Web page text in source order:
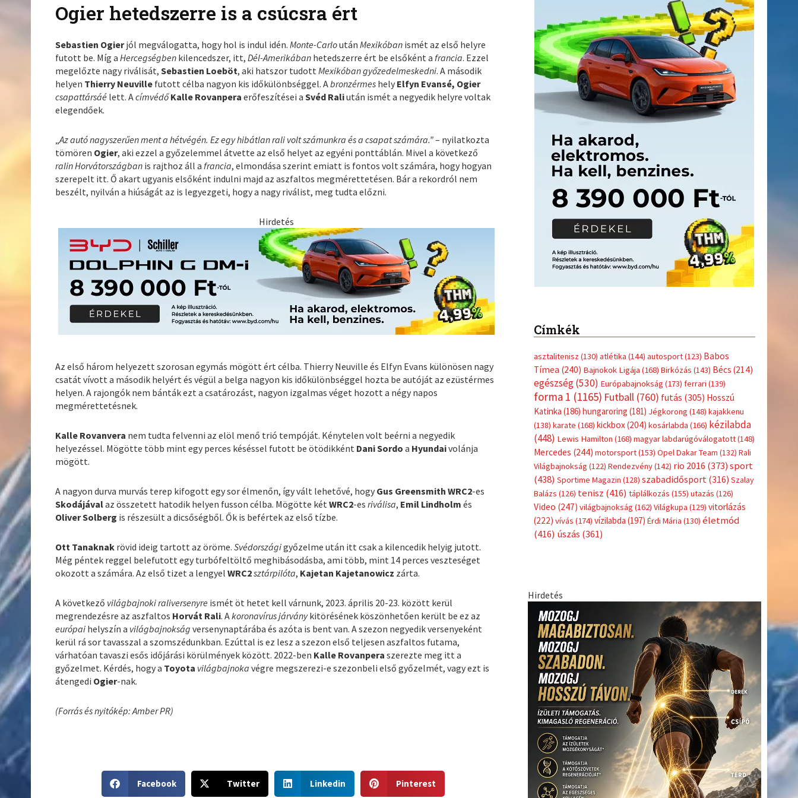
Ogier hetedszerre is a csúcsra ért
Sebastien Ogierjól megválogatta, hogy hol is indul idén.Monte-CarloutánMexikóban ismét az első helyre
futott be. Míg aHercegségben kilencedszer, itt,Dél-Amerikában hetedszerre ért be elsőként a francia. Ezzel
megelőzte nagy riválisát,Sebastien Loeböt, aki hatszor tudottMexikóban győzedelmeskedni. A második
helyen Thierry Neuville futott célba nagyon kis időkülönbséggel. Abronzérmes hely Elfyn Evansé, Ogier
csapattársáé lett. AcímvédőKalle Rovanpera erőfeszítései aSvéd Raliután ismét a negyedik helyre voltak
elegendőek.
„Az autó nagyszerűen ment a hétvégén. Ez egy hibátlan rali volt számunkra és a csapat számára.”– nyilatkozta
tömören Ogier, aki ezzel a győzelemmel átvette az első helyet az egyéni ponttáblán. Mivel a következő
ralin Horvátországban is rajthoz áll a francia, elmondása szerint emiatt is fontos volt számára, hogy hogyan
szerepelt itt. Ő akart ugyanis elsőként indulni majd az aszfaltos megmérettetésen. Bár a rekordról nem
beszélt, nyilván a hiúságát az is legyezgeti, hogy a nagy riválist, meg tudta előzni.
Hirdetés
Az első három helyezett szorosan egymás mögött ért célba. Thierry Neuville és Elfyn Evans különösen nagy
csatát vívott a második helyért és végül a belga nagyon kis időkülönbséggel hozta be autóját az ezüstérmes
helyen. A rajongók nem bánták ezt a csatározást, nagyon izgalmas véget hozott a négy napos
megmérettetésnek.
Kalle Rovanvera nem tudta felvenni az elöl menő trió tempóját. Kénytelen volt beérni a negyedik
helyezéssel. Mögötte több mint egy perces késéssel futott be ötödikként Dani Sordoa Hyundaivolánja
mögött.
A nagyon durva murvás terep kifogott egy sor élmenőn, így vált lehetővé, hogy Gus Greensmith WRC2-es
Skodájávalaz összetett hatodik helyen fusson célba. Mögötte kétWRC2-esriválisa, Emil Lindholm és
Oliver Solberg is részesült a dicsőségből. Ők is befértek az első tízbe.
Ott Tanaknak rövid ideig tartott az öröme.Svédországigyőzelme után itt csak a kilencedik helyig jutott.
Még péntek reggel belefutott egy turbófeltöltő meghibásodásba, ami több, mint 14 perces veszteséget
okozott a számára. Az első tizet a lengyelWRC2sztárpilóta, Kajetan Kajetanowicz zárta.
A következő világbajnoki raliversenyre ismét öt hetet kell várnunk, 2023. április 20-23. között kerül
megrendezésre az aszfaltos Horvát Rali. Akoronavírus járványkitörésének köszönhetően került be ez az
európai helyszín a világbajnokság versenynaptárába és azóta is bent van. A szezon negyedik versenyeként
kerül rá sor tavasszal a szomszédunkban. Ezúttal is ez lesz a szezon első teljesen aszfaltos futama,
várhatóan tavaszi esős időjárási körülmények között. 2022-ben Kalle Rovanpera szerezte meg itt a
győzelmet. Kérdés, hogy a Toyota világbajnokavégre megszerezi-e szezonbeli első győzelmét, vagy ezt is
átengedi Ogier-nak.
(Forrás és nyitókép: Amber PR)
h
Facebook
h
Twitter
h
Linkedin
h
Pinterest
Címkék
asztalitenisz (130) atlétika (144) autosport(123) Babos
Tímea (240) Bajnokok Ligája (168) Birkózás (143) Bécs (214)
egészség(530) Európabajnokság (173) ferrari (139)
forma 1 (1165) Futball(760) futás (305) Hosszú
Katinka (186) hungaroring (181) Jégkorong (148) kajakkenu
(138) karate (168) kickbox(204) kosárlabda (166) kézilabda
(448) Lewis Hamilton (168) magyar labdarúgóválogatott(148)
Mercedes (244) motorsport(153) Opel Dakar Team (132) Rali
Világbajnokság (122) Rendezvény(142) rio 2016 (373) sport
(438) Sportime Magazin (128) szabadidősport (316) Szalay
Balázs (126) tenisz (416) táplálkozás (155) utazás (126)
Video (247) világbajnokság (162) Világkupa (129) vitorlázás
(222) vívás (174) vízilabda (197) Érdi Mária (130) életmód
(416) úszás (361)
Hirdetés